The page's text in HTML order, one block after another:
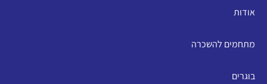
אודות
מתחמים להשכרה
בוגרים